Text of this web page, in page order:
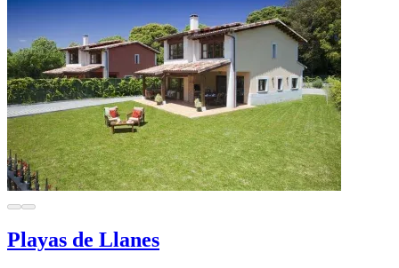
Playas de Llanes